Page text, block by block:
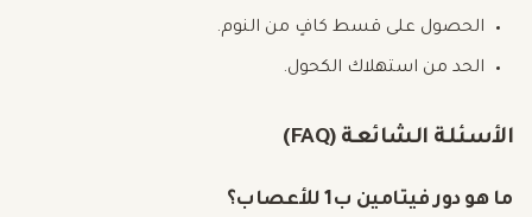
الحصول على قسط كافٍ من النوم.
الحد من استهلاك الكحول.
الأسئلة الشائعة (FAQ)
ما هو دور فيتامين ب1 للأعصاب؟